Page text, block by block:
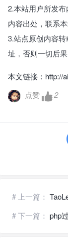
2.本站用户所发
内容出处，联系本
3.站点原创内容
址，否则一切后果
本文链接： http://
点赞
2
# 上一篇：
# 下一篇： php过滤